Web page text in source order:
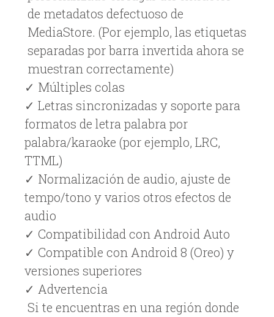
de metadatos defectuoso de
MediaStore. (Por ejemplo, las etiquetas
separadas por barra invertida ahora se
muestran correctamente)
✓ Múltiples colas
✓ Letras sincronizadas y soporte para
formatos de letra palabra por
palabra/karaoke (por ejemplo, LRC,
TTML)
✓ Normalización de audio, ajuste de
tempo/tono y varios otros efectos de
audio
✓ Compatibilidad con Android Auto
✓ Compatible con Android 8 (Oreo) y
versiones superiores
✓ Advertencia
Si te encuentras en una región donde